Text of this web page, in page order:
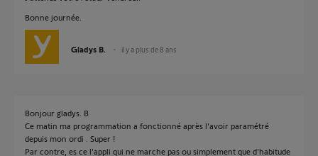
Bonne journée.
Gladys B. il y a plus de 8 ans
Bonjour gladys. B
Ce matin ma programmation a fonctionné après l'avoir paramétré
depuis mon ordi . Super !
Par contre, es ce l'appli qui ne marche pas ou simplement que d'habitude